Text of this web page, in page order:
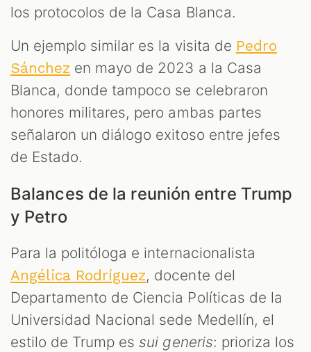
los protocolos de la Casa Blanca.
Un ejemplo similar es la visita de Pedro
Sánchez en mayo de 2023 a la Casa
Blanca, donde tampoco se celebraron
honores militares, pero ambas partes
señalaron un diálogo exitoso entre jefes
de Estado.
Balances de la reunión entre Trump
y Petro
Para la politóloga e internacionalista
Angélica Rodríguez, docente del
Departamento de Ciencia Políticas de la
Universidad Nacional sede Medellín, el
estilo de Trump essui generis: prioriza los